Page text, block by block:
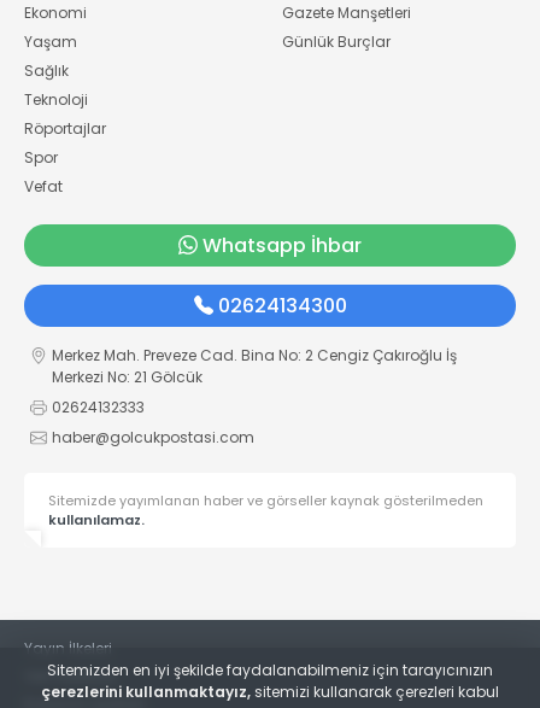
Ekonomi
Yaşam
Sağlık
Teknoloji
Röportajlar
Spor
Vefat
Gazete Manşetleri
Günlük Burçlar
Whatsapp İhbar
02624134300
Merkez Mah. Preveze Cad. Bina No: 2 Cengiz Çakıroğlu İş
Merkezi No: 21 Gölcük
02624132333
haber@golcukpostasi.com
Sitemizde yayımlanan haber ve görseller kaynak gösterilmeden
kullanılamaz.
Yayın İlkeleri
Veri Politikası
Sitemizden en iyi şekilde faydalanabilmeniz için tarayıcınızın
çerezlerini kullanmaktayız, sitemizi kullanarak çerezleri kabul